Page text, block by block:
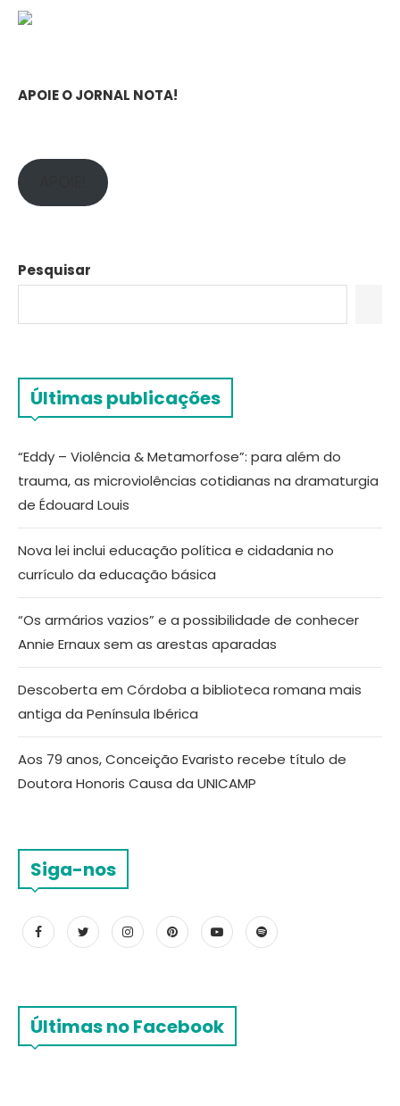
APOIE O JORNAL NOTA!
Pesquisar
Últimas publicações
“Eddy – Violência & Metamorfose”: para além do
trauma, as microviolências cotidianas na dramaturgia
de Édouard Louis
Nova lei inclui educação política e cidadania no
currículo da educação básica
“Os armários vazios” e a possibilidade de conhecer
Annie Ernaux sem as arestas aparadas
Descoberta em Córdoba a biblioteca romana mais
antiga da Península Ibérica
Aos 79 anos, Conceição Evaristo recebe título de
Doutora Honoris Causa da UNICAMP
Siga-nos
Últimas no Facebook